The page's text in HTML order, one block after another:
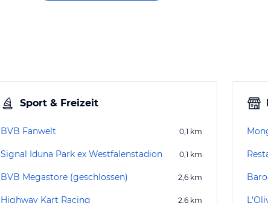
Sport & Freizeit
BVB Fanwelt 0,1 km
Signal Iduna Park ex Westfalenstadion 0,1 km
BVB Megastore (geschlossen) 2,6 km
Highway Kart Racing 2,6 km